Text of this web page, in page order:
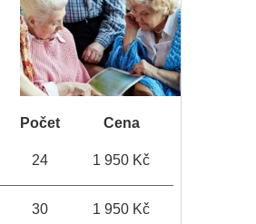
Počet Cena
24 1 950 Kč
30 1 950 Kč